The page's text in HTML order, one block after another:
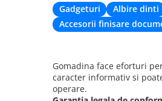
Gadgeturi Albire dinti
Accesorii finisare
Gomadina face eforturi
caracter informativ si
operare.